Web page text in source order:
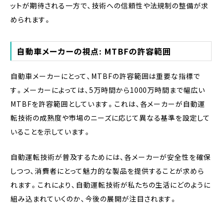
ットが期待される一方で、技術への信頼性や法規制の整備が求
められます。
自動車メーカーの視点: MTBFの許容範囲
自動車メーカーにとって、MTBFの許容範囲は重要な指標で
す。メーカーによっては、5万時間から1000万時間まで幅広い
MTBFを許容範囲としています。これは、各メーカーが自動運
転技術の成熟度や市場のニーズに応じて異なる基準を設定して
いることを示しています。
自動運転技術が普及するためには、各メーカーが安全性を確保
しつつ、消費者にとって魅力的な製品を提供することが求めら
れます。これにより、自動運転技術が私たちの生活にどのように
組み込まれていくのか、今後の展開が注目されます。